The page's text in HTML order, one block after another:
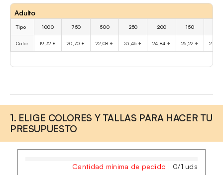
Adulto
Tipo 1000 750 500 250 200 150
Color 19,32 € 20,70 € 22,08 € 23,46 € 24,84 € 26,22 € 27,60
1. ELIGE COLORES Y TALLAS PARA HACER TU
PRESUPUESTO
Cantidad mínima de pedido | 0/1 uds